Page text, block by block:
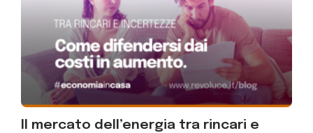
Il mercato dell’energia tra rincari e